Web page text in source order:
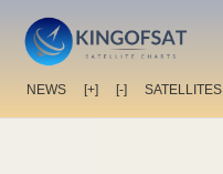
NEWS [+] [-] SATELLITES